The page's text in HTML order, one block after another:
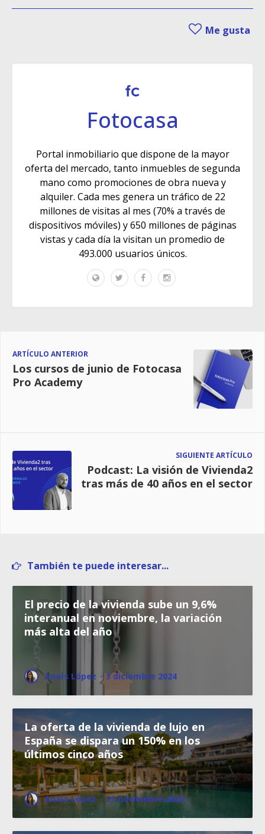
Me gusta
Fotocasa
Portal inmobiliario que dispone de la mayor
oferta del mercado, tanto inmuebles de segunda
mano como promociones de obra nueva y
alquiler. Cada mes genera un tráfico de 22
millones de visitas al mes (70% a través de
dispositivos móviles) y 650 millones de páginas
vistas y cada día la visitan un promedio de
493.000 usuarios únicos.
ARTÍCULO ANTERIOR
Los cursos de junio de Fotocasa
Pro Academy
SIGUIENTE ARTÍCULO
Podcast: La visión de Vivienda2
tras más de 40 años en el sector
También te puede interesar...
El precio de la vivienda sube un 9,6%
interanual en noviembre, la variación
más alta del año
Anaïs López · 3 diciembre 2024
La oferta de la vivienda de lujo en
España se dispara un 150% en los
últimos cinco años
Anaïs López · 21 noviembre 2024